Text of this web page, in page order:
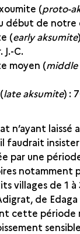
(proto-
début de notre
(early aksumite
J.-C.
moyen (middle
late aksumite) :
n’ayant laissé
faudrait
par une
notamment
villages de 1 à
de Edaga
cette période